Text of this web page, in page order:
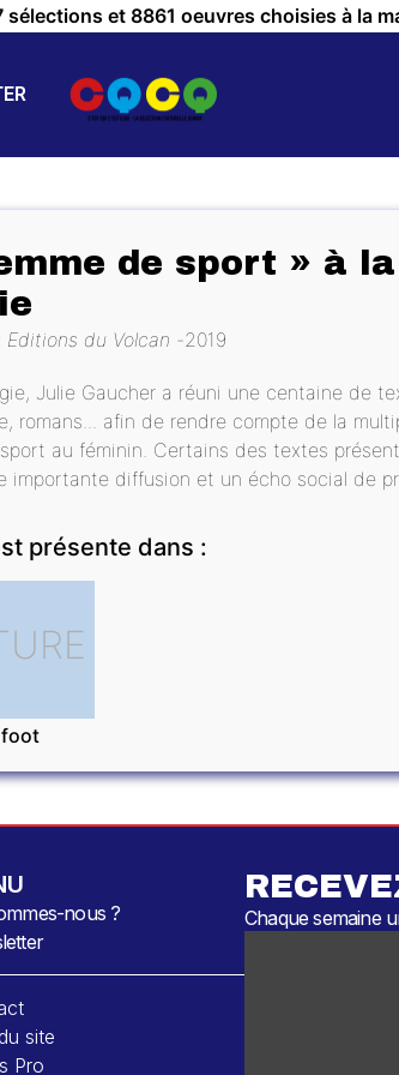
et 8861 oeuvres choisies à la
de sport » à
Editions du Volcan 2019
Julie Gaucher a réuni une centaine de
romans... afin de rendre compte de la
au féminin. Certains des textes
importante diffusion et un écho social de
présente dans :
foot
nous ?
site
Pro
Chaque semaine